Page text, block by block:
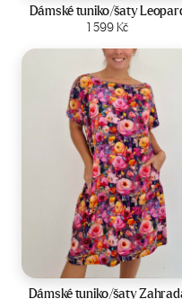
Dámské tuniko/šaty
1 599Kč
Zobrazit produkt
Velikost:44-50
Dámské tuniko/šaty